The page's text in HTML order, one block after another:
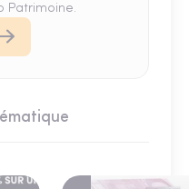
Patrimoine.